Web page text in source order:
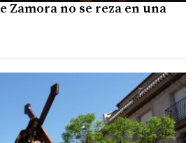
Zamora no se reza en una